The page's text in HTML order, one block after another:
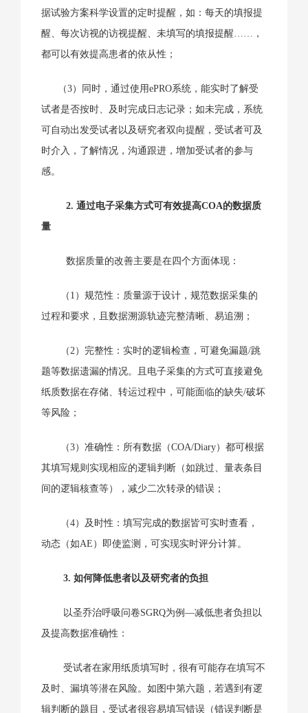
据试验方案科学设置的定时提醒，如：每天的填报提
醒、每次访视的访视提醒、未填写的填报提醒……，
都可以有效提高患者的依从性；
（3）同时，通过使用ePRO系统，能实时了解受
试者是否按时、及时完成日志记录；如未完成，系统
可自动出发受试者以及研究者双向提醒，受试者可及
时介入，了解情况，沟通跟进，增加受试者的参与
感。
2. 通过电子采集方式可有效提高COA的数据质
量
数据质量的改善主要是在四个方面体现：
（1）规范性：质量源于设计，规范数据采集的
过程和要求，且数据溯源轨迹完整清晰、易追溯；
（2）完整性：实时的逻辑检查，可避免漏题/跳
题等数据遗漏的情况。且电子采集的方式可直接避免
纸质数据在存储、转运过程中，可能面临的缺失/破坏
等风险；
（3）准确性：所有数据（COA/Diary）都可根据
其填写规则实现相应的逻辑判断（如跳过、量表条目
间的逻辑核查等），减少二次转录的错误；
（4）及时性：填写完成的数据皆可实时查看，
动态（如AE）即使监测，可实现实时评分计算。
3. 如何降低患者以及研究者的负担
以圣乔治呼吸问卷SGRQ为例—减低患者负担以
及提高数据准确性：
受试者在家用纸质填写时，很有可能存在填写不
及时、漏填等潜在风险。如图中第六题，若遇到有逻
辑判断的题目，受试者很容易填写错误（错误判断是